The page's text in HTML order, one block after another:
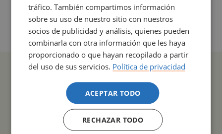
COMPARTIR
tráfico. También compartimos información
sobre su uso de nuestro sitio con nuestros
socios de publicidad y análisis, quienes pueden
combinarla con otra información que les haya
proporcionado o que hayan recopilado a partir
del uso de sus servicios. Política de privacidad
ACEPTAR TODO
RECHAZAR TODO